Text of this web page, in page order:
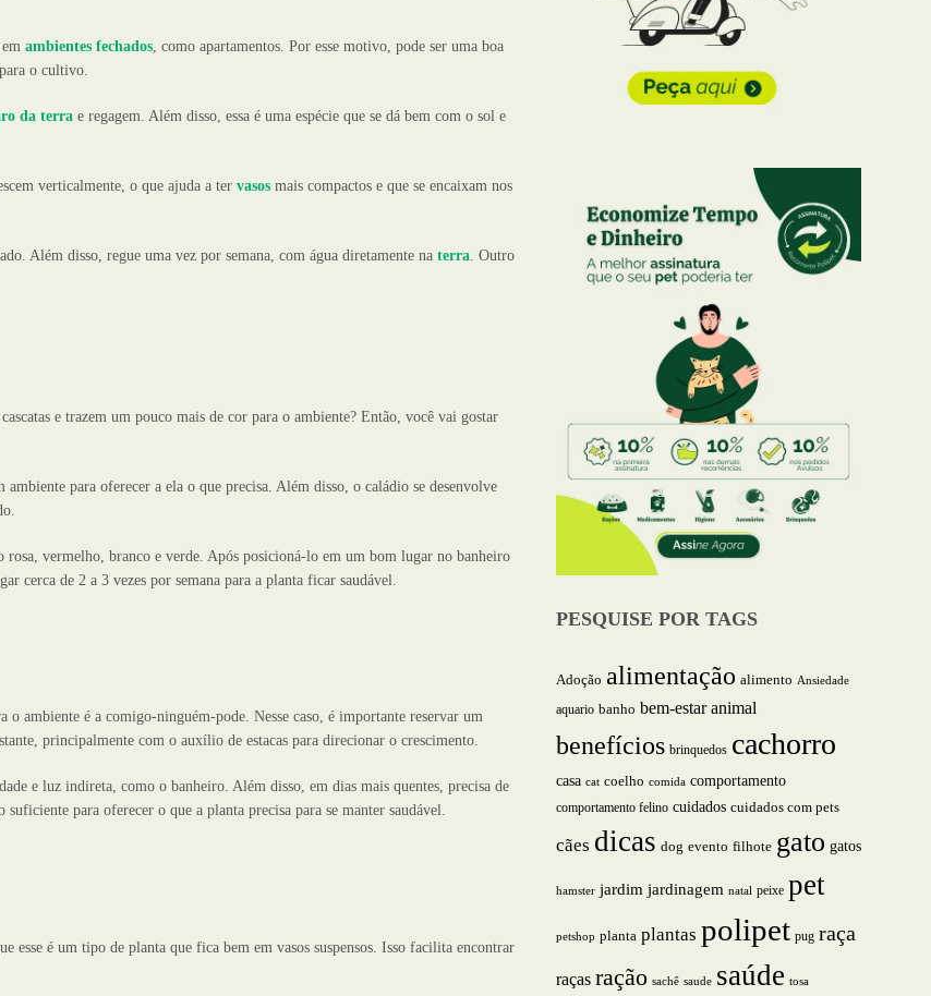
ambientes fechados, como apartamentos. Por esse motivo, pode ser uma boa
o cultivo.
da terra e regagem. Além disso, essa é uma espécie que se dá bem com o sol e
verticalmente, o que ajuda a ter vasos mais compactos e que se encaixam nos
Além disso, regue uma vez por semana, com água diretamente na terra. Outro
e trazem um pouco mais de cor para o ambiente? Então, você vai gostar
para oferecer a ela o que precisa. Além disso, o caládio se desenvolve
rosa, vermelho, branco e verde. Após posicioná-lo em um bom lugar no banheiro
cerca de 2 a 3 vezes por semana para a planta ficar saudável.
ambiente é a comigo-ninguém-pode. Nesse caso, é importante reservar um
principalmente com o auxílio de estacas para direcionar o crescimento.
e luz indireta, como o banheiro. Além disso, em dias mais quentes, precisa de
para oferecer o que a planta precisa para se manter saudável.
esse é um tipo de planta que fica bem em vasos suspensos. Isso facilita encontrar
PESQUISE POR TAGS
Adoção alimentação alimento Ansiedade
aquario banho bem-estar animal
benefícios brinquedos cachorro
casa cat coelho comida comportamento
comportamento felino cuidados cuidados com pets
cães dicas dog evento filhote gato gatos
hamster jardim jardinagem natal peixe pet
petshop planta plantas polipet pug raça
raças ração sachê saude saúde tosa